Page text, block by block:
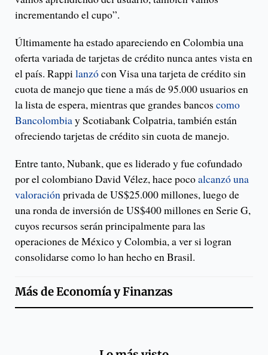
incrementando el cupo”.
Últimamente ha estado apareciendo en Colombia una
oferta variada de tarjetas de crédito nunca antes vista en
el país. Rappilanzócon Visa una tarjeta de crédito sin
cuota de manejo que tiene a más de 95.000 usuarios en
la lista de espera, mientras que grandes bancos como
Bancolombiay Scotiabank Colpatria, también están
ofreciendo tarjetas de crédito sin cuota de manejo.
Entre tanto, Nubank, que es liderado y fue cofundado
por el colombiano David Vélez, hace pocoalcanzó una
valoraciónprivada de US$25.000 millones, luego de
una ronda de inversión de US$400 millones en Serie G,
cuyos recursos serán principalmente para las
operaciones de México y Colombia, a ver si logran
consolidarse como lo han hecho en Brasil.
Más deEconomía y Finanzas